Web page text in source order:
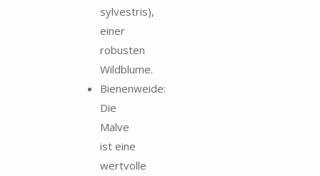
sylvestris),
einer
robusten
Wildblume.
Bienenweide:
Die
Malve
ist eine
wertvolle